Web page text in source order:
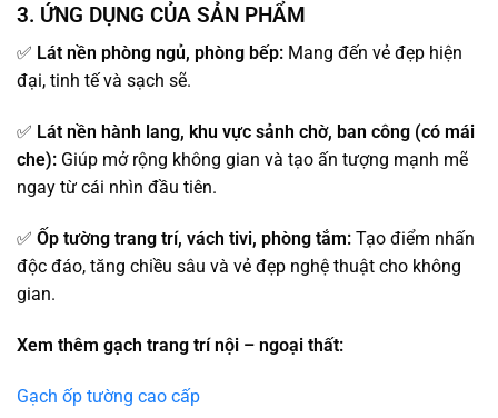
3. ỨNG DỤNG CỦA SẢN PHẨM
✅ Lát nền phòng ngủ, phòng bếp: Mang đến vẻ đẹp hiện
đại, tinh tế và sạch sẽ.
✅ Lát nền hành lang, khu vực sảnh chờ, ban công (có mái
che): Giúp mở rộng không gian và tạo ấn tượng mạnh mẽ
ngay từ cái nhìn đầu tiên.
✅ Ốp tường trang trí, vách tivi, phòng tắm: Tạo điểm nhấn
độc đáo, tăng chiều sâu và vẻ đẹp nghệ thuật cho không
gian.
Xem thêm gạch trang trí nội – ngoại thất:
Gạch ốp tường cao cấp